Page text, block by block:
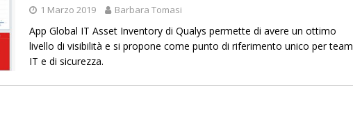
1 Marzo 2019 Barbara Tomasi
App Global IT Asset Inventory di Qualys permette di avere un ottimo
livello di visibilità e si propone come punto di riferimento unico per team
IT e di sicurezza.